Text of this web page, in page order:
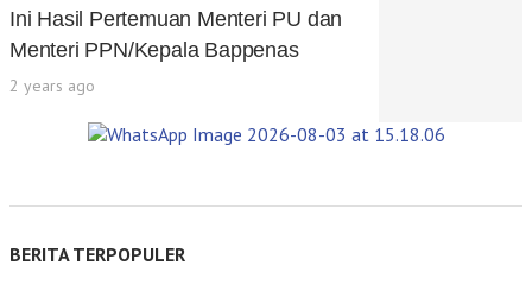
Ini Hasil Pertemuan Menteri PU dan
Menteri PPN/Kepala Bappenas
2 years ago
BERITA TERPOPULER